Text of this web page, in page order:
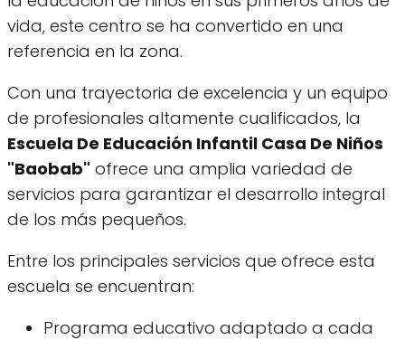
vida, este centro se ha convertido en una
referencia en la zona.
Con una trayectoria de excelencia y un equipo
de profesionales altamente cualificados, la
Escuela De Educación Infantil Casa De Niños
"Baobab" ofrece una amplia variedad de
servicios para garantizar el desarrollo integral
de los más pequeños.
Entre los principales servicios que ofrece esta
escuela se encuentran:
Programa educativo adaptado a cada